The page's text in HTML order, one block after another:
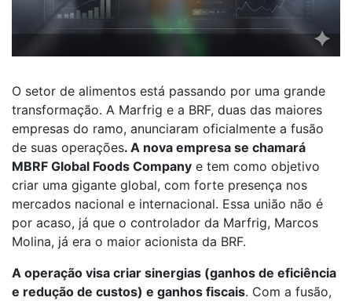
O setor de alimentos está passando por uma grande
transformação. A Marfrig e a BRF, duas das maiores
empresas do ramo, anunciaram oficialmente a fusão
de suas operações. A nova empresa se chamará
MBRF Global Foods Company e tem como objetivo
criar uma gigante global, com forte presença nos
mercados nacional e internacional. Essa união não é
por acaso, já que o controlador da Marfrig, Marcos
Molina, já era o maior acionista da BRF.
A operação visa criar sinergias (ganhos de eficiência
e redução de custos) e ganhos fiscais. Com a fusão,